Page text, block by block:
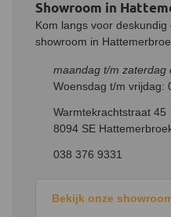
de kachel niet wordt gebruikt,
dichtdrukken waarmee
voorkomen.
JAcobus pellet module
Bouw gemakkelijk je Kwadraat
met behulp van de hybride
af tussen stoken met pellets en
Na het plaatsen van de
brandt tot "vol vuur", dit zal na
Showroom in
Kom langs voor
showroom in
maandag t/m zaterdag
Woensdag t/m vrijdag:
Warmtekrachtstraat 45
8094 SE
038 376 9331
Bekijk onze